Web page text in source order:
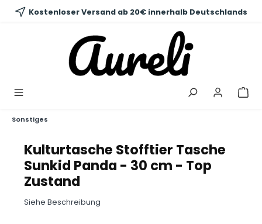
springen
Kostenloser Versand ab 20€ innerhalb Deutschlands
Sonstiges
Kulturtasche Stofftier Tasche
Sunkid Panda - 30 cm - Top
Zustand
Siehe Beschreibung